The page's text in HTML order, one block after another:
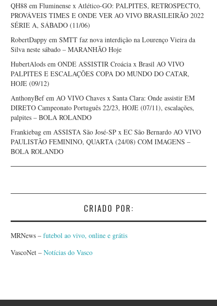
QH88 emFluminense x Atlético-GO: PALPITES, RETROSPECTO,
PROVÁVEIS TIMES E ONDE VER AO VIVO BRASILEIRÃO 2022
SÉRIE A, SÁBADO (11/06)
RobertDappy emSMTT faz nova interdição na Lourenço Vieira da
Silva neste sábado – MARANHÃO Hoje
HubertAlods emONDE ASSISTIR Croácia x Brasil AO VIVO
PALPITES E ESCALAÇÕES COPA DO MUNDO DO CATAR,
HOJE (09/12)
AnthonyBefemAO VIVO Chaves x Santa Clara: Onde assistir EM
DIRETO Campeonato Português 22/23, HOJE (07/11), escalações,
palpites – BOLA ROLANDO
Frankiebag emASSISTA São José-SP x EC São Bernardo AO VIVO
PAULISTÃO FEMININO, QUARTA (24/08) COM IMAGENS –
BOLA ROLANDO
CRIADO POR:
MRNews –futebol ao vivo, online e grátis
VascoNet – Notícias do Vasco